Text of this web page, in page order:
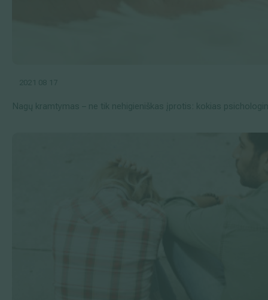
2021 08 17
Nagų kramtymas – ne tik nehigieniškas įprotis: kokias